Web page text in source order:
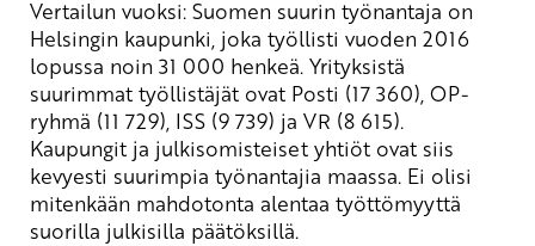
Vertailun vuoksi: Suomen suurin työnantaja on
Helsingin kaupunki, joka työllisti vuoden 2016
lopussa noin 31 000 henkeä. Yrityksistä
suurimmat työllistäjät ovat Posti (17 360), OP-
ryhmä (11 729), ISS (9 739) ja VR (8 615).
Kaupungit ja julkisomisteiset yhtiöt ovat siis
kevyesti suurimpia työnantajia maassa. Ei olisi
mitenkään mahdotonta alentaa työttömyyttä
suorilla julkisilla päätöksillä.